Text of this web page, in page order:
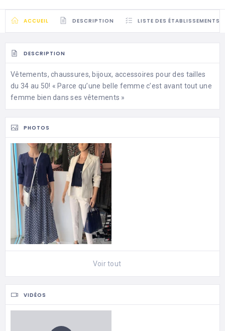
ACCUEIL DESCRIPTION LISTE DES ÉTABLISSEMENTS
DESCRIPTION
Vêtements, chaussures, bijoux, accessoires pour des tailles
du 34 au 50! « Parce qu’une belle femme c’est avant tout une
femme bien dans ses vêtements »
PHOTOS
Voir tout
VIDÉOS